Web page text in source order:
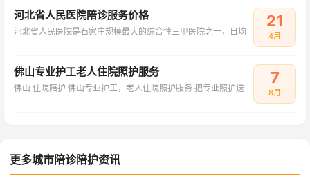
河北省人民医院陪诊服务价格
河北省人民医院是石家庄规模最大的综合性三甲医院之一，日均
21
4月
佛山专业护工老人住院照护服务
佛山 住院陪护 佛山专业护工，老人住院照护服务 把专业照护送
7
8月
更多城市陪诊陪护资讯